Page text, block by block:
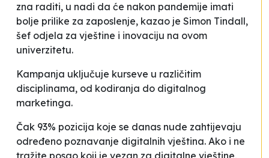
zna raditi, u nadi da će nakon pandemije imati
bolje prilike za zaposlenje, kazao je Simon Tindall,
šef odjela za vještine i inovaciju na ovom
univerzitetu.
Kampanja uključuje kurseve u različitim
disciplinama, od kodiranja do digitalnog
marketinga.
Čak 93% pozicija koje se danas nude zahtijevaju
određeno poznavanje digitalnih vještina. Ako i ne